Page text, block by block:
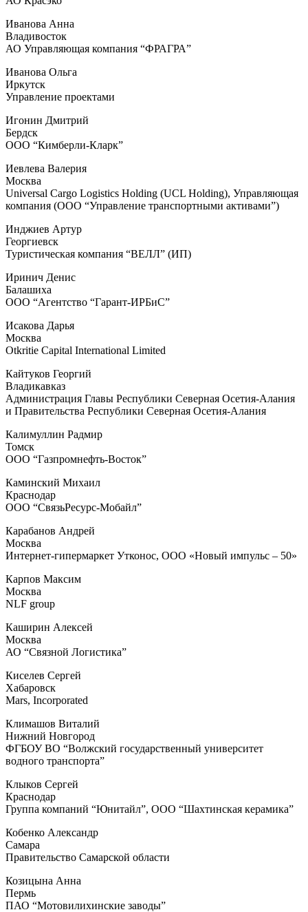
Иванова Анна
Владивосток
АО Управляющая компания “ФРАГРА”
Иванова Ольга
Иркутск
Управление проектами
Игонин Дмитрий
Бердск
ООО “Кимберли-Кларк”
Иевлева Валерия
Москва
Universal Cargo Logistics Holding (UCL Holding), Управляющая
компания (ООО “Управление транспортными активами”)
Инджиев Артур
Георгиевск
Туристическая компания “ВЕЛЛ” (ИП)
Иринич Денис
Балашиха
ООО “Агентство “Гарант-ИРБиС”
Исакова Дарья
Москва
Otkritie Capital International Limited
Кайтуков Георгий
Владикавказ
Администрация Главы Республики Северная Осетия-Алания
и Правительства Республики Северная Осетия-Алания
Калимуллин Радмир
Томск
ООО “Газпромнефть-Восток”
Каминский Михаил
Краснодар
ООО “СвязьРесурс-Мобайл”
Карабанов Андрей
Москва
Интернет-гипермаркет Утконос, ООО «Новый импульс – 50»
Карпов Максим
Москва
NLF group
Каширин Алексей
Москва
АО “Связной Логистика”
Киселев Сергей
Хабаровск
Mars, Incorporated
Климашов Виталий
Нижний Новгород
ФГБОУ ВО “Волжский государственный университет
водного транспорта”
Клыков Сергей
Краснодар
Группа компаний “Юнитайл”, ООО “Шахтинская керамика”
Кобенко Александр
Самара
Правительство Самарской области
Козицына Анна
Пермь
ПАО “Мотовилихинские заводы”